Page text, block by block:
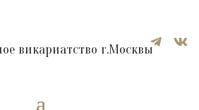
 
викариатство г.Москвы